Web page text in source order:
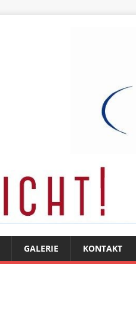
GALERIE KONTAKT